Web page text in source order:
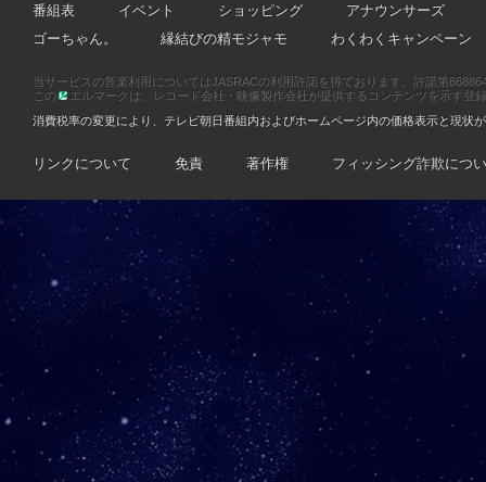
番組表 イベント ショッピング
アナウンサーズ
ゴーちゃん。
縁結びの精モジャモ わくわくキャンペーン
当サービスの音楽利用についてはJASRACの利用許諾を得ております。許諾第
この
エルマークは、レコード会社・映像製作会社が提供するコンテンツを示す登
消費税率の変更により、テレビ朝日番組内およびホームページ内の価格表示と現状
リンクについて 免責 著作権 フィッシング詐欺につ